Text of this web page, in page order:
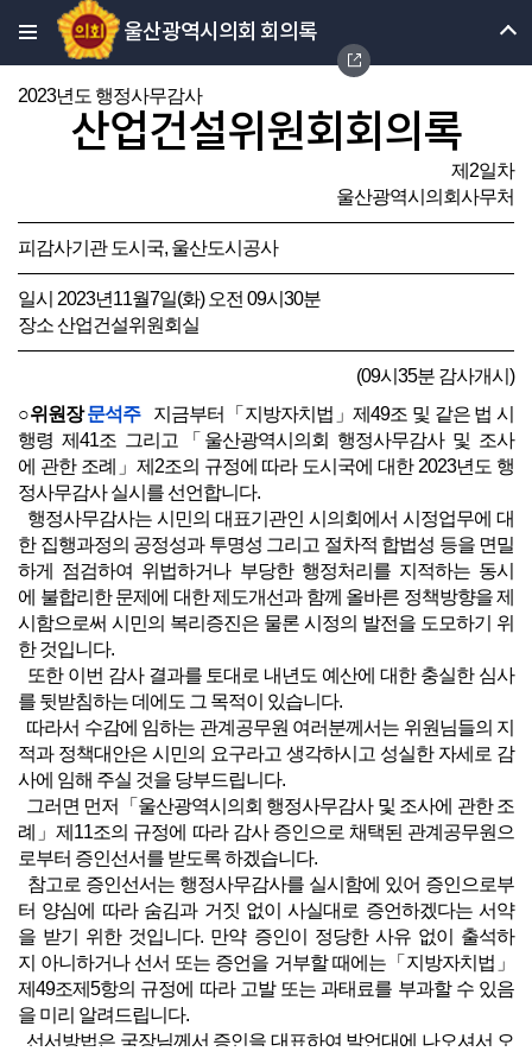
울산광역시의회 회의록
2023년도 행정사무감사
산업건설위원회회의록
제2일차
울산광역시의회사무처
피감사기관 도시국, 울산도시공사
일시 2023년11월7일(화) 오전 09시30분
장소 산업건설위원회실
(09시35분 감사개시)
○위원장문석주지금부터「지방자치법」제49조 및 같은 법 시
행령 제41조 그리고「울산광역시의회 행정사무감사 및 조사
에 관한 조례」제2조의 규정에 따라 도시국에 대한 2023년도 행
정사무감사 실시를 선언합니다.
행정사무감사는 시민의 대표기관인 시의회에서 시정업무에 대
한 집행과정의 공정성과 투명성 그리고 절차적 합법성 등을 면밀
하게 점검하여 위법하거나 부당한 행정처리를 지적하는 동시
에 불합리한 문제에 대한 제도개선과 함께 올바른 정책방향을 제
시함으로써 시민의 복리증진은 물론 시정의 발전을 도모하기 위
한 것입니다.
또한 이번 감사 결과를 토대로 내년도 예산에 대한 충실한 심사
를 뒷받침하는 데에도 그 목적이 있습니다.
따라서 수감에 임하는 관계공무원 여러분께서는 위원님들의 지
적과 정책대안은 시민의 요구라고 생각하시고 성실한 자세로 감
사에 임해 주실 것을 당부드립니다.
그러면 먼저「울산광역시의회 행정사무감사 및 조사에 관한 조
례」제11조의 규정에 따라 감사 증인으로 채택된 관계공무원으
로부터 증인선서를 받도록 하겠습니다.
참고로 증인선서는 행정사무감사를 실시함에 있어 증인으로부
터 양심에 따라 숨김과 거짓 없이 사실대로 증언하겠다는 서약
을 받기 위한 것입니다. 만약 증인이 정당한 사유 없이 출석하
지 아니하거나 선서 또는 증언을 거부할 때에는「지방자치법」
제49조제5항의 규정에 따라 고발 또는 과태료를 부과할 수 있음
을 미리 알려드립니다.
선서방법은 국장님께서 증인을 대표하여 발언대에 나오셔서 오